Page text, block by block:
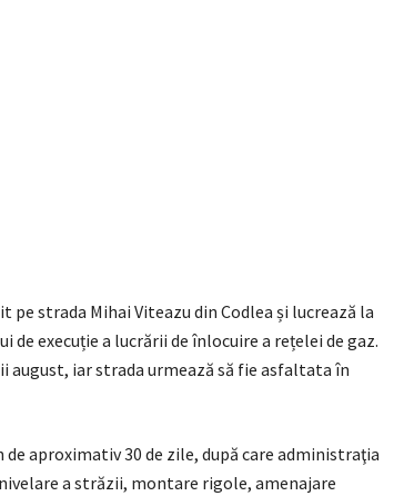
pe strada Mihai Viteazu din Codlea și lucrează la
execuție a lucrării de înlocuire a rețelei de gaz.
iar strada urmează să fie asfaltata în
aproximativ 30 de zile, după care administraţia
a străzii, montare rigole, amenajare